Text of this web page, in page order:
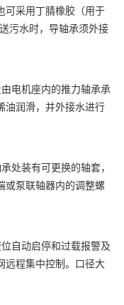
可采用丁腈橡胶（用于
污水时，导轴承须外接
电机座内的推力轴承承
油润滑，并外接水进行
装有可更换的轴套，
或泵联轴器内的调整螺
自动启停和过载报警及
远程集中控制。口径大